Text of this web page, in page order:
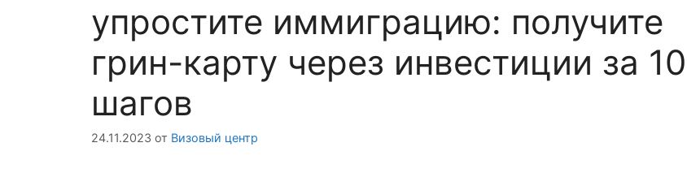
упростите иммиграцию: получите
грин-карту через инвестиции за 10
шагов
24.11.2023 от Визовый центр